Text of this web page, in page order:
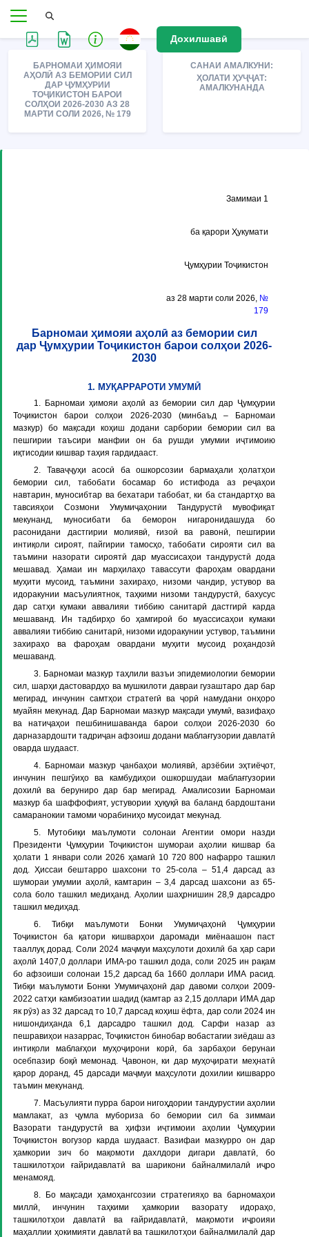
Дохилшавӣ
БАРНОМАИ ҲИМОЯИ
АҲОЛӢ АЗ БЕМОРИИ СИЛ
ДАР ҶУМҲУРИИ
ТОҶИКИСТОН БАРОИ
СОЛҲОИ 2026-2030 АЗ 28
МАРТИ СОЛИ 2026, № 179
САНАИ АМАЛКУНИ:
ҲОЛАТИ ҲУҶҶАТ:
АМАЛКУНАНДА
Замимаи 1
ба қарори Ҳукумати
Ҷумҳурии Тоҷикистон
аз 28 марти соли 2026, №
179
Барномаи ҳимояи аҳолӣ аз бемории сил
дар Ҷумҳурии Тоҷикистон барои солҳои 2026-
2030
1. МУҚАРРАРОТИ УМУМӢ
1. Барномаи ҳимояи аҳолӣ аз бемории сил дар Ҷумҳурии
Тоҷикистон барои солҳои 2026-2030 (минбаъд –
Барномаи
мазкур) бо мақсади коҳиш додани сарбории бемории сил ва
пешгирии таъсири манфии он ба рушди умумии иҷтимоию
иқтисодии кишвар таҳия гардидааст.
2. Таваҷҷуҳи асосӣ ба ошкорсозии бармаҳали ҳолатҳои
бемории сил, табобати босамар бо истифода аз реҷаҳои
навтарин, муносибтар ва бехатари табобат, ки ба стандартҳо ва
тавсияҳои Созмони Умумиҷаҳонии Тандурустӣ мувофиқат
мекунанд, муносибати ба беморон нигаронидашуда бо
расонидани дастгирии молиявӣ, ғизоӣ ва равонӣ, пешгирии
интиқоли сироят, пайгирии тамосҳо, табобати сирояти сил ва
таъмини назорати сироятӣ дар муассисаҳои тандурустӣ дода
мешавад. Ҳамаи ин марҳилаҳо тавассути фароҳам овардани
муҳити мусоид, таъмини захираҳо, низоми чандир, устувор ва
идоракунии масъулиятнок, таҳкими низоми тандурустӣ, бахусус
дар сатҳи кумаки аввалияи тиббию санитарӣ дастгирӣ карда
мешаванд. Ин тадбирҳо бо ҳамгироӣ бо муассисаҳои кумаки
аввалияи тиббию санитарӣ, низоми идоракунии устувор, таъмини
захираҳо ва фароҳам овардани муҳити мусоид роҳандозӣ
мешаванд.
3. Барномаи мазкур таҳлили вазъи эпидемиологии бемории
сил, шарҳи дастовардҳо ва мушкилоти давраи гузаштаро дар бар
мегирад, инчунин самтҳои стратегӣ ва ҷорӣ намудани онҳоро
муайян мекунад. Дар Барномаи мазкур мақсади умумӣ, вазифаҳо
ва натиҷаҳои пешбинишаванда барои солҳои 2026-2030 бо
дарназардошти тадриҷан афзоиш додани маблағгузории давлатӣ
оварда шудааст.
4. Барномаи мазкур ҷанбаҳои молиявӣ, арзёбии эҳтиёҷот,
инчунин пешгӯиҳо ва камбудиҳои ошкоршудаи маблағгузории
дохилӣ ва беруниро дар бар мегирад. Амалисозии Барномаи
мазкур ба шаффофият, устувории ҳуқуқӣ ва баланд бардоштани
самаранокии тамоми чорабиниҳо мусоидат мекунад.
5. Мутобиқи маълумоти солонаи Агентии омори назди
Президенти Ҷумҳурии Тоҷикистон шумораи аҳолии кишвар ба
ҳолати 1 январи соли 2026 ҳамагӣ 10 720 800 нафарро ташкил
дод. Ҳиссаи бештарро шахсони то 25-сола – 51,4 дарсад аз
шумораи умумии аҳолӣ, камтарин – 3,4 дарсад шахсони аз 65-
сола боло ташкил медиҳанд. Аҳолии шаҳрнишин 28,9 дарсадро
ташкил медиҳад.
6. Тибқи маълумоти Бонки Умумиҷаҳонӣ Ҷумҳурии
Тоҷикистон ба қатори кишварҳои даромади миёнаашон паст
тааллуқ дорад. Соли 2024 маҷмуи маҳсулоти дохилӣ ба ҳар сари
аҳолӣ 1407,0 доллари ИМА-ро ташкил дода, соли 2025 ин рақам
бо афзоиши солонаи 15,2 дарсад ба 1660 доллари ИМА расид.
Тибқи маълумоти Бонки Умумиҷаҳонӣ дар давоми солҳои 2009-
2022 сатҳи камбизоатии шадид (камтар аз 2,15 доллари ИМА дар
як рӯз) аз 32 дарсад то 10,7 дарсад коҳиш ёфта, дар соли 2024 ин
нишондиҳанда 6,1 дарсадро ташкил дод. Сарфи назар аз
пешравиҳои назаррас, Тоҷикистон бинобар вобастагии зиёдаш аз
интиқоли маблағҳои муҳоҷирони корӣ, ба зарбаҳои берунаи
осебпазир боқӣ мемонад. Ҷавонон, ки дар муҳоҷирати меҳнатӣ
қарор доранд, 45 дарсади маҷмуи маҳсулоти дохилии кишварро
таъмин мекунанд.
7. Масъулияти пурра барои нигоҳдории тандурустии аҳолии
мамлакат, аз ҷумла мубориза бо бемории сил ба зиммаи
Вазорати тандурустӣ ва ҳифзи иҷтимоии аҳолии Ҷумҳурии
Тоҷикистон вогузор карда шудааст. Вазифаи мазкурро он дар
ҳамкории зич бо мақомоти дахлдори дигари давлатӣ, бо
ташкилотҳои ғайридавлатӣ ва шарикони байналмилалӣ иҷро
менамояд.
8. Бо мақсади ҳамоҳангсозии стратегияҳо ва барномаҳои
миллӣ, инчунин таҳкими ҳамкории вазорату идораҳо,
ташкилотҳои давлатӣ ва ғайридавлатӣ, мақомоти иҷроияи
маҳаллии ҳокимияти давлатӣ ва ташкилотҳои байналмилалӣ дар